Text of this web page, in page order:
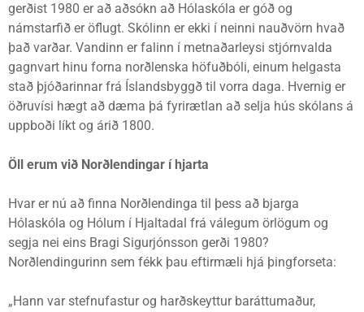
gerðist 1980 er að aðsókn að Hólaskóla er góð og
námstarfið er öflugt. Skólinn er ekki í neinni nauðvörn hvað
það varðar. Vandinn er falinn í metnaðarleysi stjórnvalda
gagnvart hinu forna norðlenska höfuðbóli, einum helgasta
stað þjóðarinnar frá Íslandsbyggð til vorra daga. Hvernig er
öðruvísi hægt að dæma þá fyrirætlan að selja hús skólans á
uppboði líkt og árið 1800.
Öll erum við Norðlendingar í hjarta
Hvar er nú að finna Norðlendinga til þess að bjarga
Hólaskóla og Hólum í Hjaltadal frá válegum örlögum og
segja nei eins Bragi Sigurjónsson gerði 1980?
Norðlendingurinn sem fékk þau eftirmæli hjá þingforseta:
„Hann var stefnufastur og harðskeyttur baráttumaður,